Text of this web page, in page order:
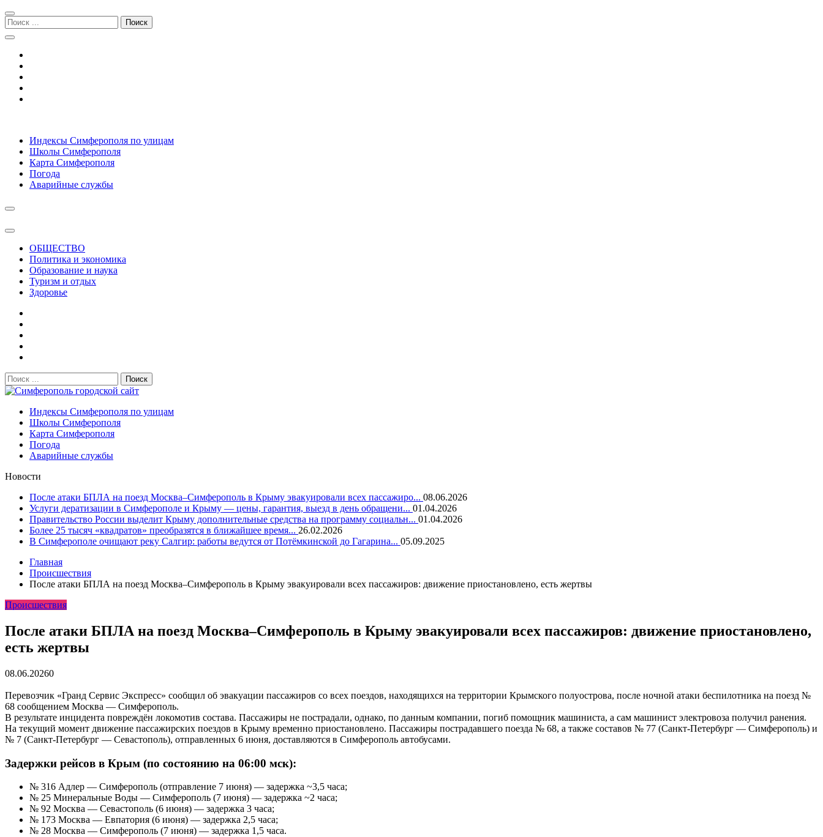
Перейти
к
навигации
Перейти
к
содержимому
Поиск:
Симферополь городской сайт
Индексы Симферополя по улицам
Школы Симферополя
Карта Симферополя
Погода
Аварийные службы
ОБЩЕСТВО
Политика и экономика
Образование и наука
Туризм и отдых
Здоровье
Поиск:
Симферополь городской сайт
Индексы Симферополя по улицам
Школы Симферополя
Карта Симферополя
Погода
Аварийные службы
Новости
После атаки БПЛА на поезд Москва–Симферополь в Крыму эвакуировали всех пассажиро... 08.06.2026
Услуги дератизации в Симферополе и Крыму — цены, гарантия, выезд в день обращени... 01.04.2026
Правительство России выделит Крыму дополнительные средства на программу социальн... 01.04.2026
Более 25 тысяч «квадратов» преобразятся в ближайшее время... 26.02.2026
В Симферополе очищают реку Салгир: работы ведутся от Потёмкинской до Гагарина... 05.09.2025
Главная
Происшествия
После атаки БПЛА на поезд Москва–Симферополь в Крыму эвакуировали всех пассажиров: движение приостановлено, есть жертвы
Происшествия
После атаки БПЛА на поезд Москва–Симферополь в Крыму эвакуировали всех пассажиров: движение приостановлено,
есть жертвы
08.06.20260
Перевозчик «Гранд Сервис Экспресс» сообщил об эвакуации пассажиров со всех поездов, находящихся на территории Крымского полуострова, после ночной атаки беспилотника на поезд №
68 сообщением Москва — Симферополь.
В результате инцидента повреждён локомотив состава. Пассажиры не пострадали, однако, по данным компании, погиб помощник машиниста, а сам машинист электровоза получил ранения.
На текущий момент движение пассажирских поездов в Крыму временно приостановлено. Пассажиры пострадавшего поезда № 68, а также составов № 77 (Санкт-Петербург — Симферополь) и
№ 7 (Санкт-Петербург — Севастополь), отправленных 6 июня, доставляются в Симферополь автобусами.
Задержки рейсов в Крым (по состоянию на 06:00 мск):
№ 316 Адлер — Симферополь (отправление 7 июня) — задержка ~3,5 часа;
№ 25 Минеральные Воды — Симферополь (7 июня) — задержка ~2 часа;
№ 92 Москва — Севастополь (6 июня) — задержка 3 часа;
№ 173 Москва — Евпатория (6 июня) — задержка 2,5 часа;
№ 28 Москва — Симферополь (7 июня) — задержка 1,5 часа.